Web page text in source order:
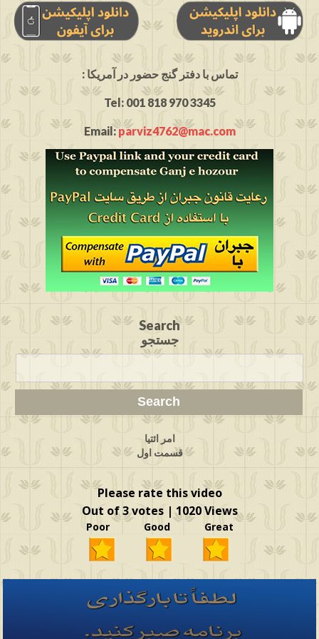
: تماس با دفتر گنج حضور در آمریکا
Tel: 001 818 970 3345
Email:parviz4762@mac.com
Search
جستجو
امر ائتیا
قسمت اول
Please rate this video
Out of 3 votes | 1020 Views
Poor Good Great